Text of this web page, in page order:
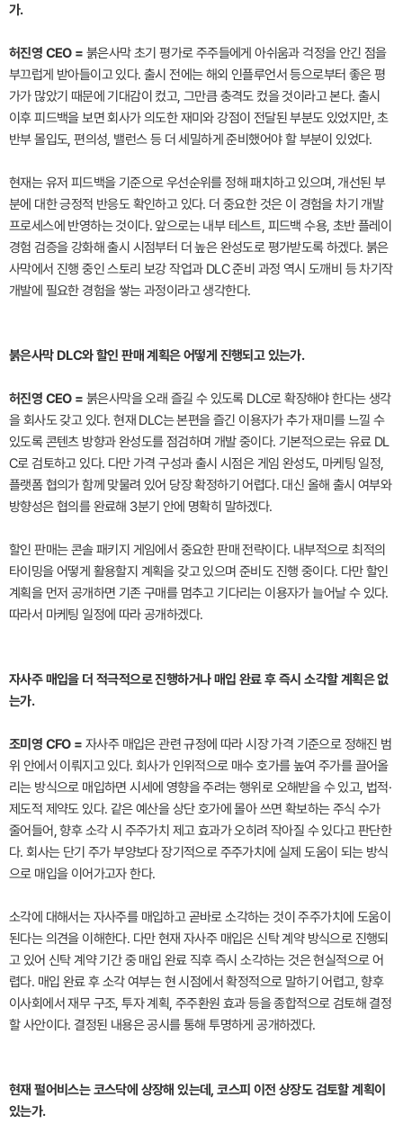
가.
허진영 CEO =붉은사막 초기 평가로 주주들에게 아쉬움과 걱정을 안긴 점을
부끄럽게 받아들이고 있다. 출시 전에는 해외 인플루언서 등으로부터 좋은 평
가가 많았기 때문에 기대감이 컸고, 그만큼 충격도 컸을 것이라고 본다. 출시
이후 피드백을 보면 회사가 의도한 재미와 강점이 전달된 부분도 있었지만, 초
반부 몰입도, 편의성, 밸런스 등 더 세밀하게 준비했어야 할 부분이 있었다.
현재는 유저 피드백을 기준으로 우선순위를 정해 패치하고 있으며, 개선된 부
분에 대한 긍정적 반응도 확인하고 있다. 더 중요한 것은 이 경험을 차기 개발
프로세스에 반영하는 것이다. 앞으로는 내부 테스트, 피드백 수용, 초반 플레이
경험 검증을 강화해 출시 시점부터 더 높은 완성도로 평가받도록 하겠다. 붉은
사막에서 진행 중인 스토리 보강 작업과 DLC 준비 과정 역시 도깨비 등 차기작
개발에 필요한 경험을 쌓는 과정이라고 생각한다.
붉은사막 DLC와 할인 판매 계획은 어떻게 진행되고 있는가.
허진영 CEO =붉은사막을 오래 즐길 수 있도록 DLC로 확장해야 한다는 생각
을 회사도 갖고 있다. 현재 DLC는 본편을 즐긴 이용자가 추가 재미를 느낄 수
있도록 콘텐츠 방향과 완성도를 점검하며 개발 중이다. 기본적으로는 유료 DL
C로 검토하고 있다. 다만 가격 구성과 출시 시점은 게임 완성도, 마케팅 일정,
플랫폼 협의가 함께 맞물려 있어 당장 확정하기 어렵다. 대신 올해 출시 여부와
방향성은 협의를 완료해 3분기 안에 명확히 말하겠다.
할인 판매는 콘솔 패키지 게임에서 중요한 판매 전략이다. 내부적으로 최적의
타이밍을 어떻게 활용할지 계획을 갖고 있으며 준비도 진행 중이다. 다만 할인
계획을 먼저 공개하면 기존 구매를 멈추고 기다리는 이용자가 늘어날 수 있다.
따라서 마케팅 일정에 따라 공개하겠다.
자사주 매입을 더 적극적으로 진행하거나 매입 완료 후 즉시 소각할 계획은 없
는가.
조미영 CFO =자사주 매입은 관련 규정에 따라 시장 가격 기준으로 정해진 범
위 안에서 이뤄지고 있다. 회사가 인위적으로 매수 호가를 높여 주가를 끌어올
리는 방식으로 매입하면 시세에 영향을 주려는 행위로 오해받을 수 있고, 법적·
제도적 제약도 있다. 같은 예산을 상단 호가에 몰아 쓰면 확보하는 주식 수가
줄어들어, 향후 소각 시 주주가치 제고 효과가 오히려 작아질 수 있다고 판단한
다. 회사는 단기 주가 부양보다 장기적으로 주주가치에 실제 도움이 되는 방식
으로 매입을 이어가고자 한다.
소각에 대해서는 자사주를 매입하고 곧바로 소각하는 것이 주주가치에 도움이
된다는 의견을 이해한다. 다만 현재 자사주 매입은 신탁 계약 방식으로 진행되
고 있어 신탁 계약 기간 중 매입 완료 직후 즉시 소각하는 것은 현실적으로 어
렵다. 매입 완료 후 소각 여부는 현 시점에서 확정적으로 말하기 어렵고, 향후
이사회에서 재무 구조, 투자 계획, 주주환원 효과 등을 종합적으로 검토해 결정
할 사안이다. 결정된 내용은 공시를 통해 투명하게 공개하겠다.
현재 펄어비스는 코스닥에 상장해 있는데, 코스피 이전 상장도 검토할 계획이
있는가.